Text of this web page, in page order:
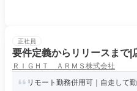
正社員
要件定義からリリースまで|
ＲＩＧＨＴ ＡＲＭＳ株式会社
リモート勤務併用可｜自走して